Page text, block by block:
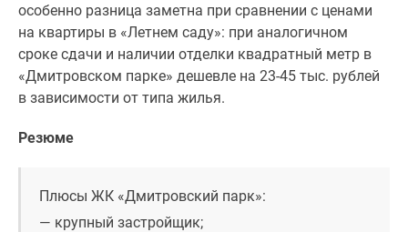
особенно разница заметна при сравнении с ценами
на квартиры в «Летнем саду»: при аналогичном
сроке сдачи и наличии отделки квадратный метр в
«Дмитровском парке» дешевле на 23-45 тыс. рублей
в зависимости от типа жилья.
Резюме
Плюсы ЖК «Дмитровский парк»:
— крупный застройщик;